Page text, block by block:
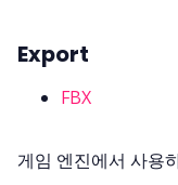
Export
FBX
게임 엔진에서 사용